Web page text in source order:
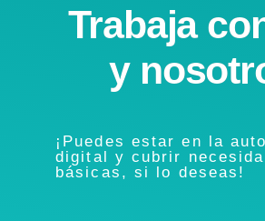
Trabaja
y
¡Puedes estar en la
digital y cubrir
básicas, si lo deseas!